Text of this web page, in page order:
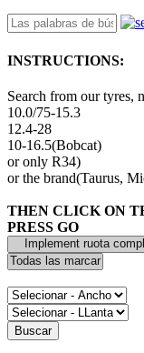
INSTRUCTIONS:
Search from our tyres,
10.0/75-15.3
12.4-28
10-16.5(Bobcat)
or only R34)
or the brand(Taurus,
THEN CLICK ON
PRESS GO